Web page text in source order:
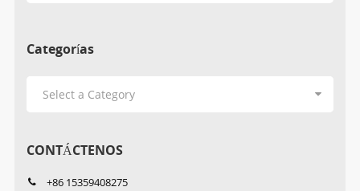
Categorías
CONTÁCTENOS
+86 15359408275